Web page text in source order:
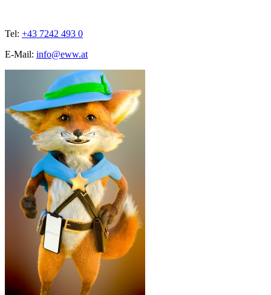
Tel: +43 7242 493 0
E-Mail: info@eww.at